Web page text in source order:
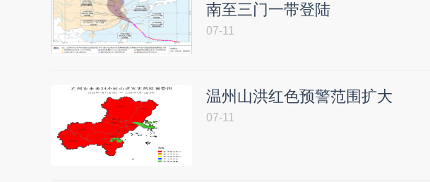
南至三门一带登陆
07-11
温州山洪红色预警范围扩大
07-11